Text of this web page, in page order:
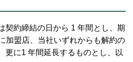
契約締結の日から 1 年間とし、期
加盟店、当社いずれからも解約の
更に1 年間延長するものとし、以